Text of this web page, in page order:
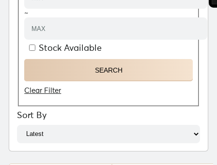
~
Stock Available
Clear Filter
Sort By